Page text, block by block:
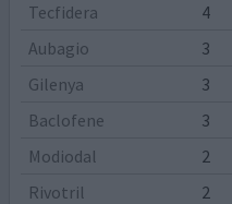
Tecfidera
4
Aubagio
3
Gilenya
3
Baclofene
3
Modiodal
2
Rivotril
2